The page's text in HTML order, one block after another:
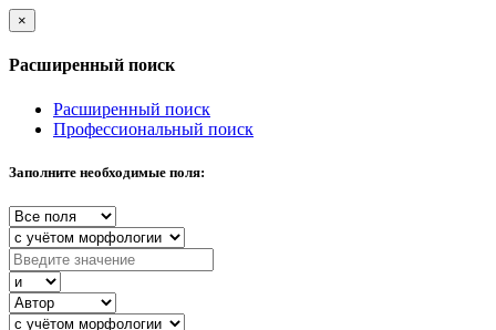
×
Расширенный поиск
Расширенный поиск
Профессиональный поиск
Заполните необходимые поля: